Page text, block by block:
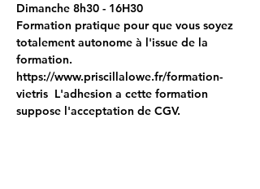
Dimanche 8h30 - 16H30
Formation pratique pour que vous soyez
totalement autonome à l'issue de la
formation.
https://www.priscillalowe.fr/formation-
vietris  L'adhesion a cette formation
suppose l'acceptation de CGV.